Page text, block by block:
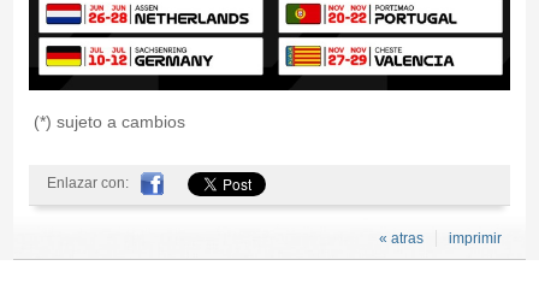
(*) sujeto a cambios
Enlazar con:
imprimir
« atras